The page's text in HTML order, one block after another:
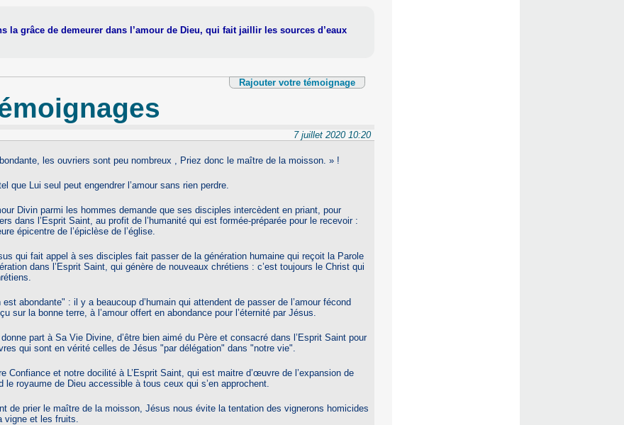
la grâce de demeurer dans l’amour de Dieu, qui fait jaillir les sources d’eaux
Rajouter votre témoignage
7 juillet 2020 10:20
les ouvriers sont peu nombreux , Priez donc le maître de la moisson. » !
que Lui seul peut engendrer l’amour sans rien perdre.
Divin parmi les hommes demande que ses disciples intercèdent en priant, pour
dans l’Esprit Saint, au profit de l’humanité qui est formée-préparée pour le recevoir :
épicentre de l’épiclèse de l’église.
qui fait appel à ses disciples fait passer de la génération humaine qui reçoit la Parole
dans l’Esprit Saint, qui génère de nouveaux chrétiens : c’est toujours le Christ qui
abondante" : il y a beaucoup d’humain qui attendent de passer de l’amour fécond
sur la bonne terre, à l’amour offert en abondance pour l’éternité par Jésus.
part à Sa Vie Divine, d’être bien aimé du Père et consacré dans l’Esprit Saint pour
qui sont en vérité celles de Jésus "par délégation" dans "notre vie".
Confiance et notre docilité à L’Esprit Saint, qui est maitre d’œuvre de l’expansion de
le royaume de Dieu accessible à tous ceux qui s’en approchent.
de prier le maître de la moisson, Jésus nous évite la tentation des vignerons homicides
vigne et les fruits.